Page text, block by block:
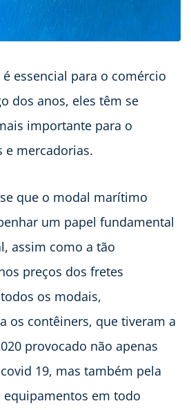
essencial para o comércio
dos anos, eles têm se
importante para o
e mercadorias.
que o modal marítimo
um papel fundamental
assim como a tão
preços dos fretes
os modais,
os contêiners, que tiveram a
provocado não apenas
19, mas também pela
equipamentos em todo